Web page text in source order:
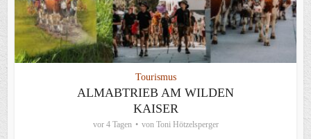
Tourismus
ALMABTRIEB AM WILDEN
KAISER
vor 4 Tagen von Toni Hötzelsperger